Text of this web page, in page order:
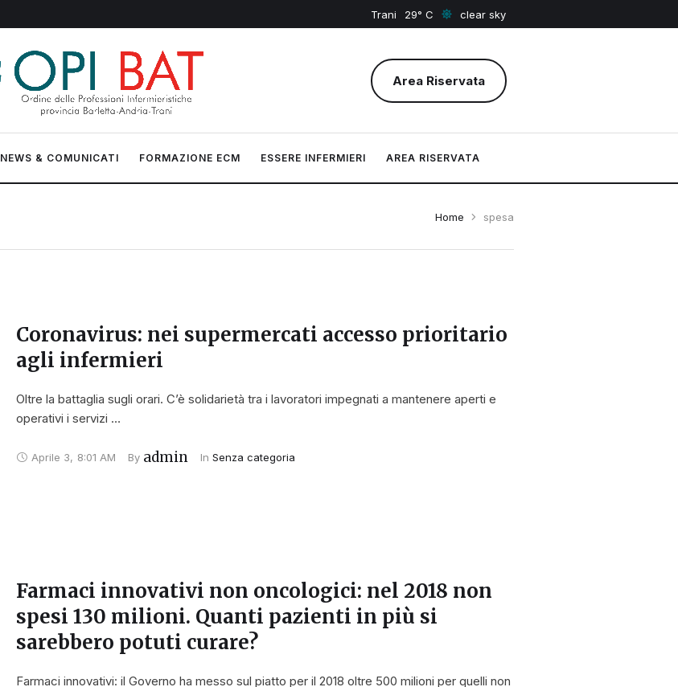
Trani 29 clear sky
Area Riservata
NEWS & COMUNICATI FORMAZIONE ECM ESSERE INFERMIERI AREA RISERVATA
Home spesa
Coronavirus: nei supermercati accesso prioritario
agli infermieri
Oltre la battaglia sugli orari. C’è solidarietà tra i lavoratori impegnati a mantenere aperti e
operativi i servizi …
Aprile 3, 8:01 AM By admin In Senza categoria
Farmaci innovativi non oncologici: nel 2018 non
spesi 130 milioni. Quanti pazienti in più si
sarebbero potuti curare?
Farmaci innovativi: il Governo ha messo sul piatto per il 2018 oltre 500 milioni per quelli non